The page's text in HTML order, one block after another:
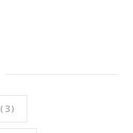
(3)